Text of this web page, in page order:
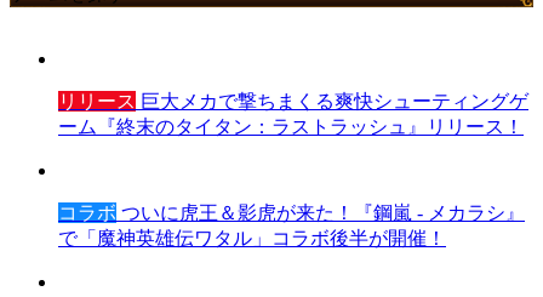
リリース 巨大メカで撃ちまくる爽快シューティングゲ
ーム『終末のタイタン：ラストラッシュ』リリース！
コラボ ついに虎王＆影虎が来た！『鋼嵐 - メカラシ』
で「魔神英雄伝ワタル」コラボ後半が開催！